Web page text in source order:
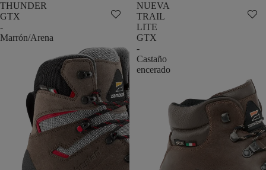
THUNDER
GTX
-
Marrón/Arena
NUEVA
TRAIL
LITE
GTX
-
Castaño
encerado